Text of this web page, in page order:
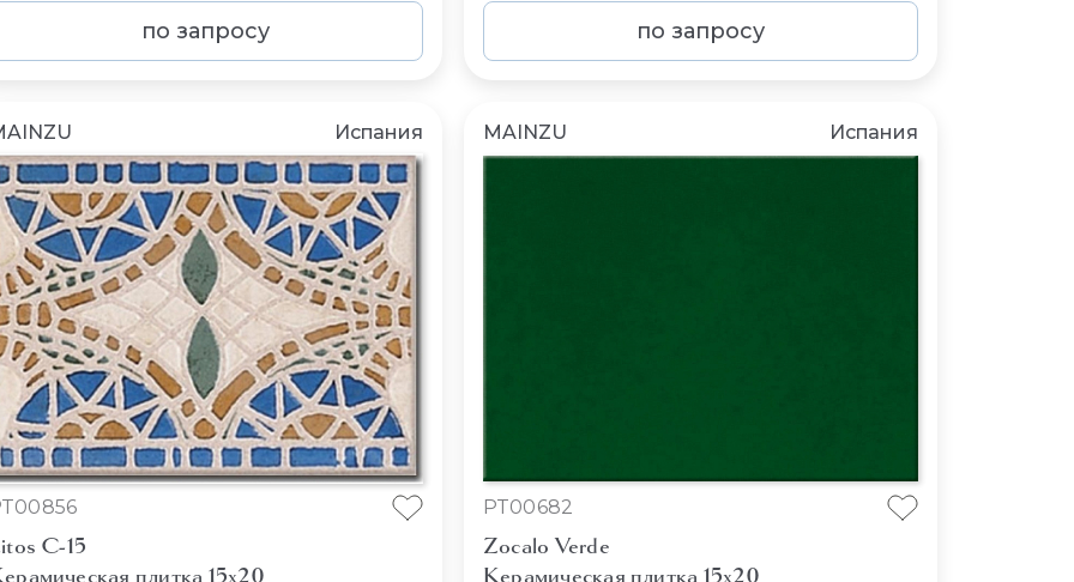
по запросу по запросу
Испания
C-15
плитка 15x20
MAINZU Испания
PT00682
Zocalo Verde
Керамическая плитка 15x20